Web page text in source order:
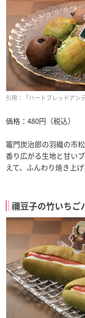
引用：「ハートブレッドアン
価格：480円（税込）
竈門炭治郎の羽織の市
香り広がる生地と甘い
えて、ふんわり焼き上げ
禰豆子の竹いちご